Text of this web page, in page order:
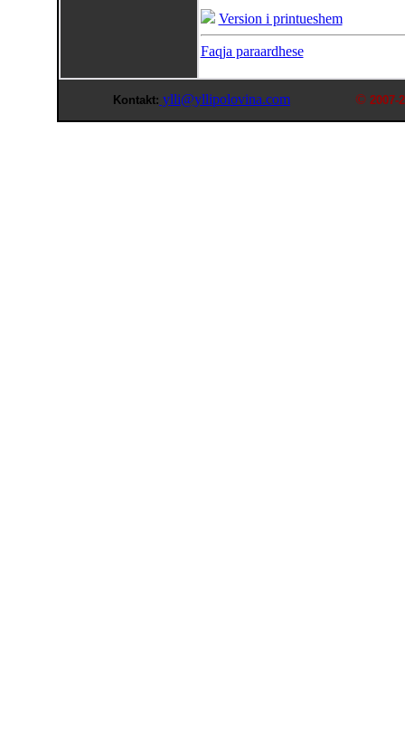
Version i printueshem
Faqja paraardhese
Kontakt: ylli@yllipolovina.com © 2007-